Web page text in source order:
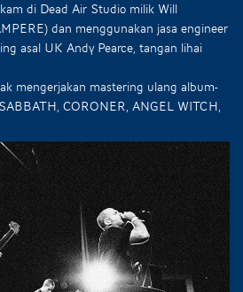
di Dead Air Studio milik Will
dan menggunakan jasa engineer
asal UK Andy Pearce, tangan lihai
mengerjakan mastering ulang album-
CORONER, ANGEL WITCH,